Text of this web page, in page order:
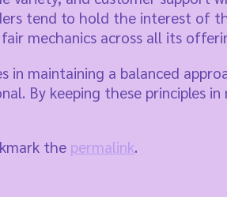
tend to hold the interest of
mechanics across all its
in maintaining a balanced
By keeping these principles
the permalink.